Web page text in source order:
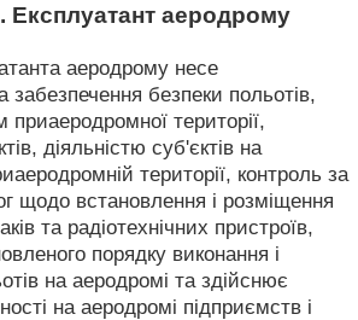
Експлуатант аеродрому
аеродрому несе
забезпечення безпеки польотів,
приаеродромної території,
діяльністю суб'єктів на
території, контроль за
щодо встановлення і розміщення
та радіотехнічних пристроїв,
порядку виконання і
на аеродромі та здійснює
на аеродромі підприємств і